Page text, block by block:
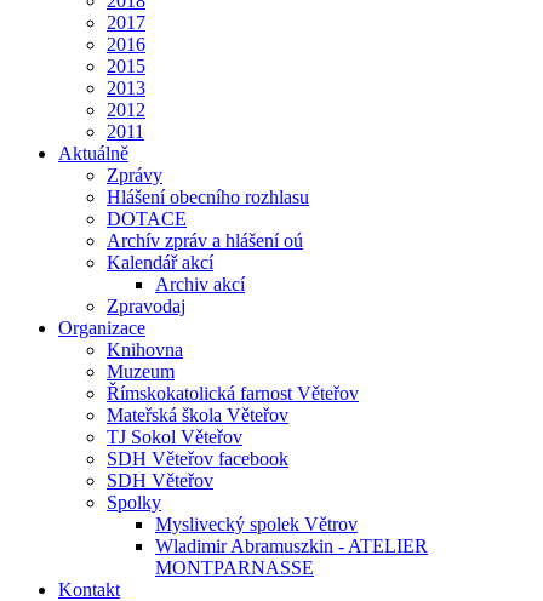
2017
2016
2015
2013
2012
2011
Aktuálně
Zprávy
Hlášení obecního rozhlasu
DOTACE
Archív zpráv a hlášení oú
Kalendář akcí
Archiv akcí
Zpravodaj
Organizace
Knihovna
Muzeum
Římskokatolická farnost Věteřov
Mateřská škola Věteřov
TJ Sokol Věteřov
SDH Věteřov facebook
SDH Věteřov
Spolky
Myslivecký spolek Větrov
Wladimir Abramuszkin - ATELIER
MONTPARNASSE
Kontakt